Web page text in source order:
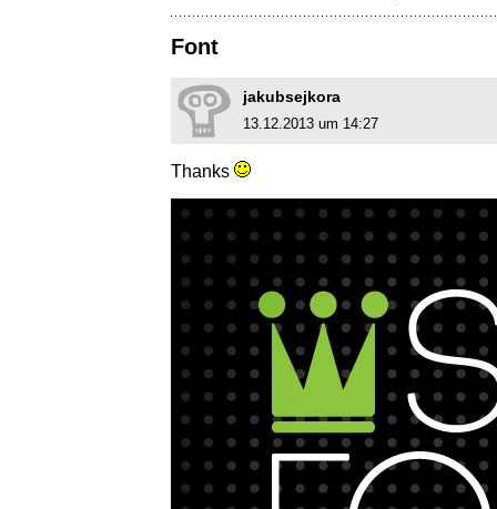
Font
jakubsejkora
13.12.2013 um 14:27
Thanks